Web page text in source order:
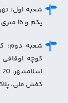
شعبه اول:
یکم و 16 متری دوم شمالی، فروشگاه شاهین
شعبه دوم:
کوچه
کفش ملی، پلاک 48 ، فروشگاه